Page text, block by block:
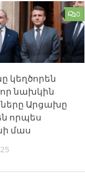
0
կեղծորեն
որ նախկին
Արցախը
որպես
մաս